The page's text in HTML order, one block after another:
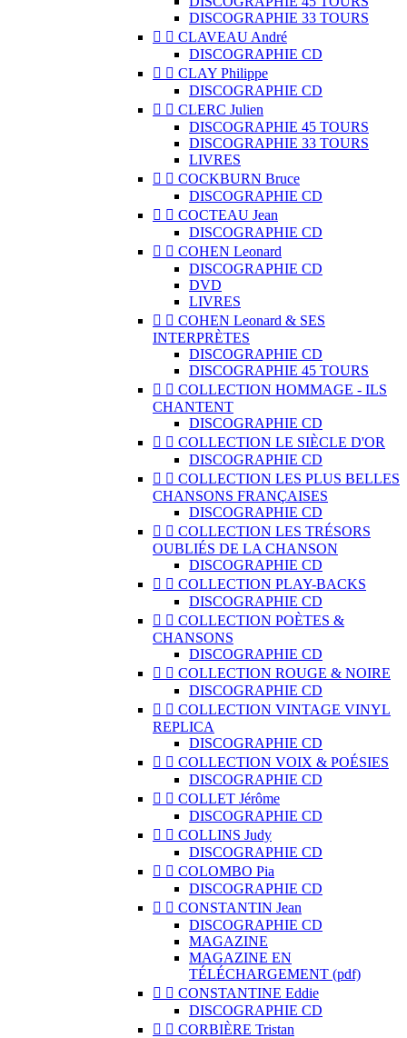
DISCOGRAPHIE 33 TOURS
  CLAVEAU André
DISCOGRAPHIE CD
  CLAY Philippe
DISCOGRAPHIE CD
  CLERC Julien
DISCOGRAPHIE 45 TOURS
DISCOGRAPHIE 33 TOURS
LIVRES
  COCKBURN Bruce
DISCOGRAPHIE CD
  COCTEAU Jean
DISCOGRAPHIE CD
  COHEN Leonard
DISCOGRAPHIE CD
DVD
LIVRES
  COHEN Leonard & SES
INTERPRÈTES
DISCOGRAPHIE CD
DISCOGRAPHIE 45 TOURS
  COLLECTION HOMMAGE - ILS
CHANTENT
DISCOGRAPHIE CD
  COLLECTION LE SIÈCLE D'OR
DISCOGRAPHIE CD
  COLLECTION LES PLUS BELLES
CHANSONS FRANÇAISES
DISCOGRAPHIE CD
  COLLECTION LES TRÉSORS
OUBLIÉS DE LA CHANSON
DISCOGRAPHIE CD
  COLLECTION PLAY-BACKS
DISCOGRAPHIE CD
  COLLECTION POÈTES &
CHANSONS
DISCOGRAPHIE CD
  COLLECTION ROUGE & NOIRE
DISCOGRAPHIE CD
  COLLECTION VINTAGE VINYL
REPLICA
DISCOGRAPHIE CD
  COLLECTION VOIX & POÉSIES
DISCOGRAPHIE CD
  COLLET Jérôme
DISCOGRAPHIE CD
  COLLINS Judy
DISCOGRAPHIE CD
  COLOMBO Pia
DISCOGRAPHIE CD
  CONSTANTIN Jean
DISCOGRAPHIE CD
MAGAZINE
MAGAZINE EN
TÉLÉCHARGEMENT (pdf)
  CONSTANTINE Eddie
DISCOGRAPHIE CD
  CORBIÈRE Tristan